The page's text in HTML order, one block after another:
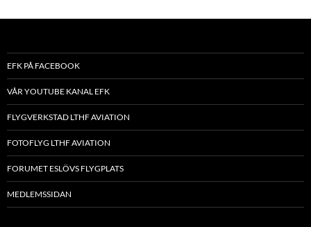
EFK PÅ FACEBOOK
VÅR YOUTUBE KANAL EFK
FLYGVERKSTAD LTHF AVIATION
FOTOFLYG LTHF AVIATION
FORUMET ESLÖVS FLYGPLATS
MEDLEMSSIDAN